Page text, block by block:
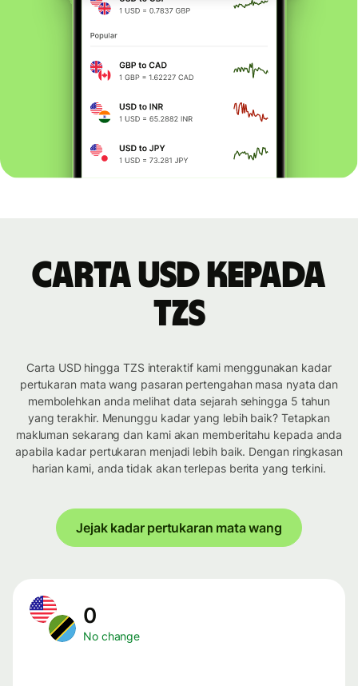
Carta USD kepada
TZS
Carta USD hingga TZS interaktif kami menggunakan kadar
pertukaran mata wang pasaran pertengahan masa nyata dan
membolehkan anda melihat data sejarah sehingga 5 tahun
yang terakhir. Menunggu kadar yang lebih baik? Tetapkan
makluman sekarang dan kami akan memberitahu kepada anda
apabila kadar pertukaran menjadi lebih baik. Dengan ringkasan
harian kami, anda tidak akan terlepas berita yang terkini.
Jejak kadar pertukaran mata wang
0
No change